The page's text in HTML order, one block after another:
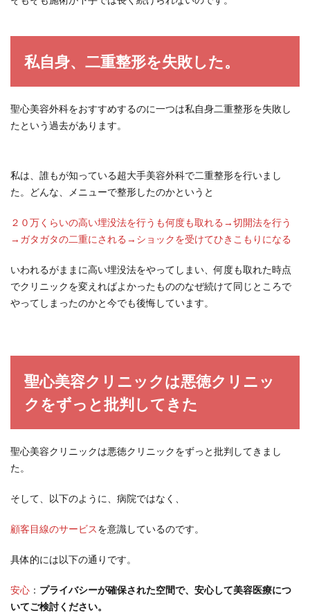
私自身、二重整形を失敗した。
聖心美容外科をおすすめするのに一つは私自身二重整形を失敗し
たという過去があります。
私は、誰もが知っている超大手美容外科で二重整形を行いまし
た。どんな、メニューで整形したのかというと
２０万くらいの高い埋没法を行うも何度も取れる→切開法を行う
→ガタガタの二重にされる→ショックを受けてひきこもりになる
いわれるがままに高い埋没法をやってしまい、何度も取れた時点
でクリニックを変えればよかったもののなぜ続けて同じところで
やってしまったのかと今でも後悔しています。
聖心美容クリニックは悪徳クリニッ
クをずっと批判してきた
聖心美容クリニックは悪徳クリニックをずっと批判してきまし
た。
そして、以下のように、病院ではなく、
顧客目線のサービスを意識しているのです。
具体的には以下の通りです。
安心 ： プライバシーが確保された空間で、安心して美容医療につ
いてご検討ください。